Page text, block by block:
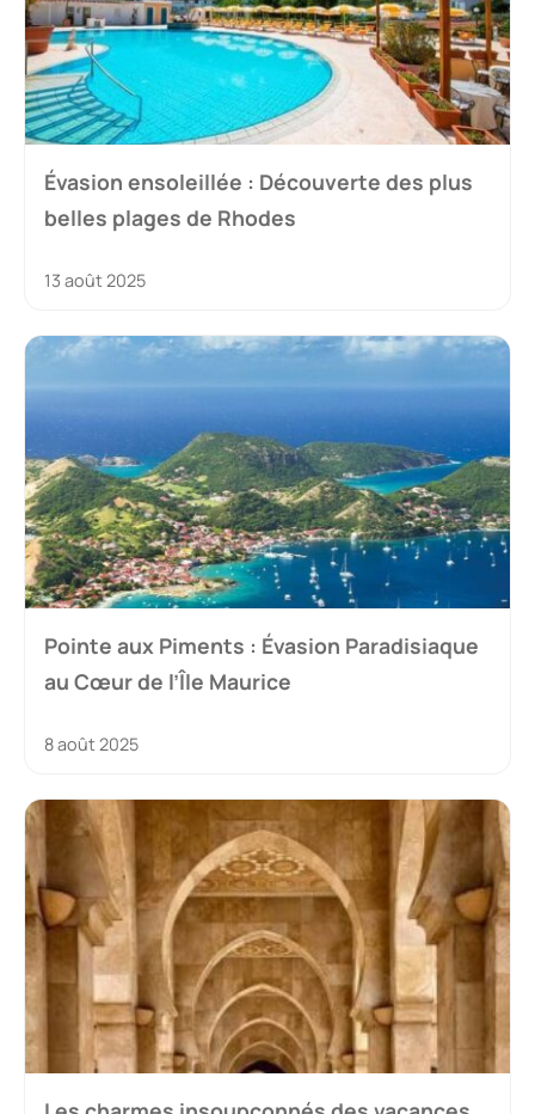
Évasion ensoleillée : Découverte des plus
belles plages de Rhodes
13 août 2025
Pointe aux Piments : Évasion Paradisiaque
au Cœur de l’Île Maurice
8 août 2025